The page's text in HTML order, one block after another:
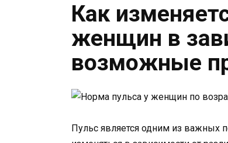
Как
женщин в
возможные
Пульс является одним из важных